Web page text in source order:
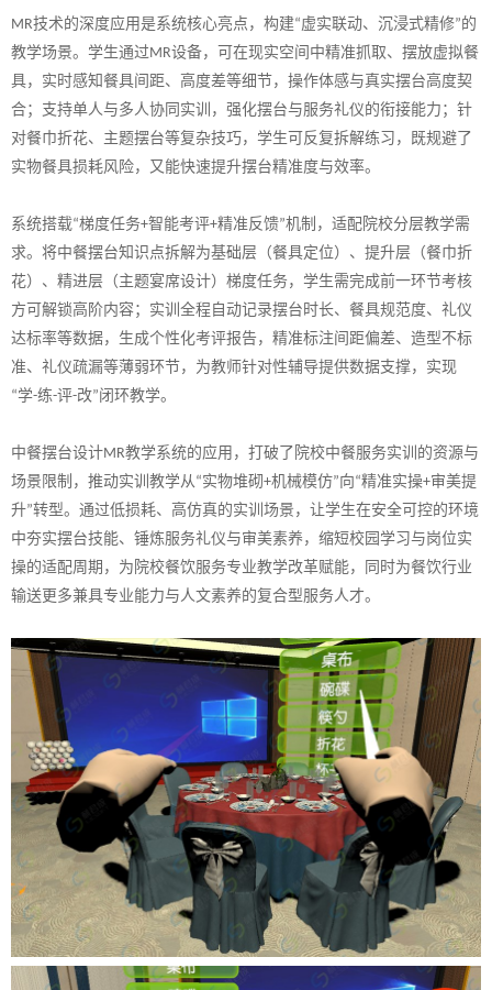
MR技术的深度应用是系统核心亮点，构建“虚实联动、沉浸式精修”的
教学场景。学生通过MR设备，可在现实空间中精准抓取、摆放虚拟餐
具，实时感知餐具间距、高度差等细节，操作体感与真实摆台高度契
合；支持单人与多人协同实训，强化摆台与服务礼仪的衔接能力；针
对餐巾折花、主题摆台等复杂技巧，学生可反复拆解练习，既规避了
实物餐具损耗风险，又能快速提升摆台精准度与效率。
系统搭载“梯度任务+智能考评+精准反馈”机制，适配 院校分层教学需
求。将中餐摆台知识点拆解为基础层（餐具定位）、提升层（餐巾折
花）、精进层（主题宴席设计）梯度任务，学生需完成前一环节考核
方可解锁高阶内容；实训全程自动记录摆台时长、餐具规范度、礼仪
达标率等数据，生成个性化考评报告，精准标注间距偏差、造型不标
准、礼仪疏漏等薄弱环节，为教师针对性辅导提供数据支撑，实现
“学-练-评-改”闭环教学。
中餐摆台设计MR教学系统的应用，打破了 院校中餐服务实训的资源与
场景限制，推动实训教学从 “实物堆砌+机械模仿”向“精准实操+审美提
升”转型。通过低损耗、高仿真的实训场景，让学生在安全可控的环境
中夯实摆台技能、锤炼服务礼仪与审美素养，缩短校园学习与岗位实
操的适配周期，为 院校餐饮服务专业教学改革赋能，同时为餐饮行业
输送更多兼具专业能力与人文素养的复合型服务人才。